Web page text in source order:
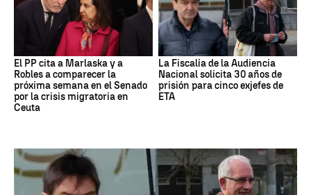
El PP cita a Marlaska y a
Robles a comparecer la
próxima semana en el Senado
por la crisis migratoria en
Ceuta
La Fiscalía de la Audiencia
Nacional solicita 30 años de
prisión para cinco exjefes de
ETA